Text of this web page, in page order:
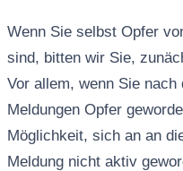
Wenn Sie selbst Opfer
sind, bitten wir Sie,
Vor allem, wenn Sie
Meldungen Opfer
Möglichkeit, sich an an
Meldung nicht aktiv